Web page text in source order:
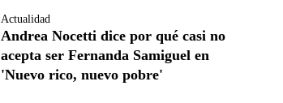
Actualidad
Andrea Nocetti dice por qué casi no
acepta ser Fernanda Samiguel en
'Nuevo rico, nuevo pobre'